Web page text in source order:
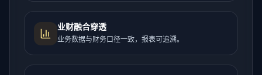
业财融合穿透
业务数据与财务口径一致，报表可追溯。